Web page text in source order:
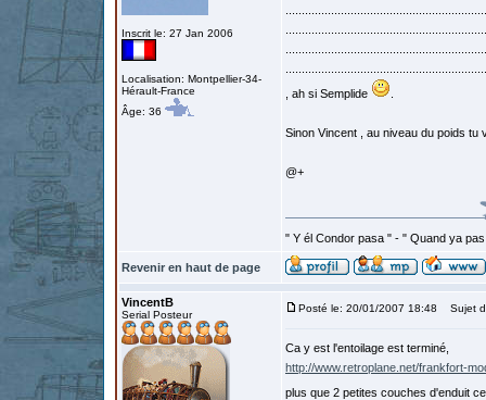
Inscrit le: 27 Jan 2006
Localisation: Montpellier-34-
Hérault-France
Âge: 36
, ah si Semplide
Sinon Vincent , au niveau du poids
@+
" Y él Condor pasa " - " Quand ya
Revenir en haut de page
VincentB
Serial Posteur
Posté le: 20/01/2007 18:48 Sujet
Ca y est l'entoilage est terminé,
http://www.retroplane.net/frankfort-
plus que 2 petites couches d'enduit